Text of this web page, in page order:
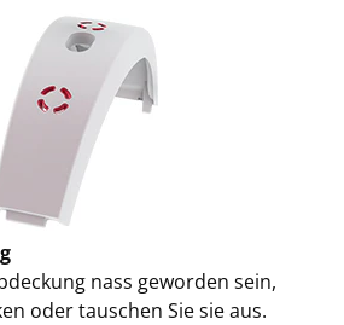
nass geworden sein,
oder tauschen Sie sie aus.